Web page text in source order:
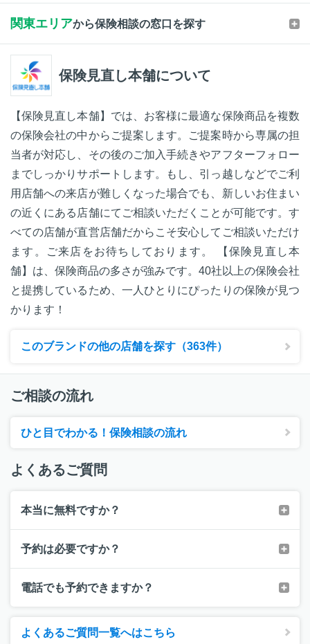
関東エリアから保険相談の窓口を探す
保険見直し本舗について
【保険見直し本舗】では、お客様に最適な保険商品を複数
の保険会社の中からご提案します。ご提案時から専属の担
当者が対応し、その後のご加入手続きやアフターフォロー
までしっかりサポートします。もし、引っ越しなどでご利
用店舗への来店が難しくなった場合でも、新しいお住まい
の近くにある店舗にてご相談いただくことが可能です。す
べての店舗が直営店舗だからこそ安心してご相談いただけ
ます。ご来店をお待ちしております。 【保険見直し本
舗】は、保険商品の多さが強みです。40社以上の保険会社
と提携しているため、一人ひとりにぴったりの保険が見つ
かります！
このブランドの他の店舗を探す（363件）
ご相談の流れ
ひと目でわかる！保険相談の流れ
よくあるご質問
本当に無料ですか？
予約は必要ですか？
電話でも予約できますか？
よくあるご質問一覧へはこちら